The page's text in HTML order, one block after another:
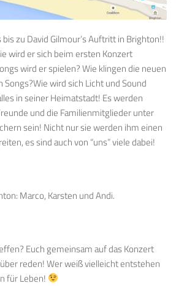
zu David Gilmour’s Auftritt in Brighton!!
wird er sich beim ersten Konzert
wird er spielen? Wie klingen die neuen
Songs?Wie wird sich Licht und Sound
in seiner Heimatstadt! Es werden
und die Familienmitglieder unter
sein! Nicht nur sie werden ihm einen
es sind auch von “uns” viele dabei!
Marco, Karsten und Andi.
Euch gemeinsam auf das Konzert
reden! Wer weiß vielleicht entstehen
für Leben!